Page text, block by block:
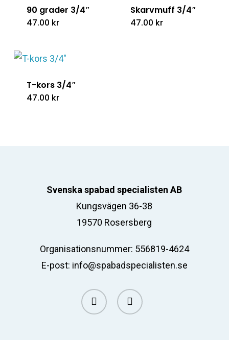
90 grader 3/4″
47.00 kr
Skarvmuff 3/4″
47.00 kr
T-kors 3/4″
47.00 kr
Svenska spabad specialisten AB
Kungsvägen 36-38
19570 Rosersberg
Organisationsnummer: 556819-4624
E-post: info@spabadspecialisten.se
facebook email